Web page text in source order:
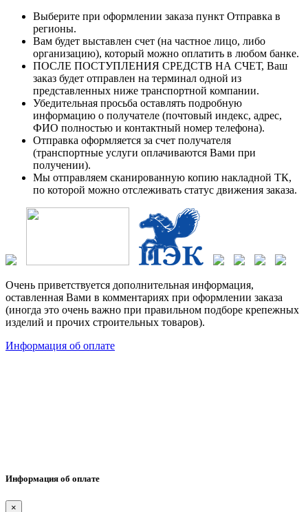
Выберите при оформлении заказа пункт Отправка в
регионы.
Вам будет выставлен счет (на частное лицо, либо
организацию), который можно оплатить в любом банке.
ПОСЛЕ ПОСТУПЛЕНИЯ СРЕДСТВ НА СЧЕТ, Ваш
заказ будет отправлен на терминал одной из
представленных ниже транспортной компании.
Убедительная просьба оставлять подробную
информацию о получателе (почтовый индекс, адрес,
ФИО полностью и контактный номер телефона).
Отправка оформляется за счет получателя
(транспортные услуги оплачиваются Вами при
получении).
Мы отправляем сканированную копию накладной ТК,
по которой можно отслеживать статус движения заказа.
Очень приветствуется дополнительная информация,
оставленная Вами в комментариях при оформлении заказа
(иногда это очень важно при правильном подборе крепежных
изделий и прочих строительных товаров).
Информация об оплате
Информация об оплате
×